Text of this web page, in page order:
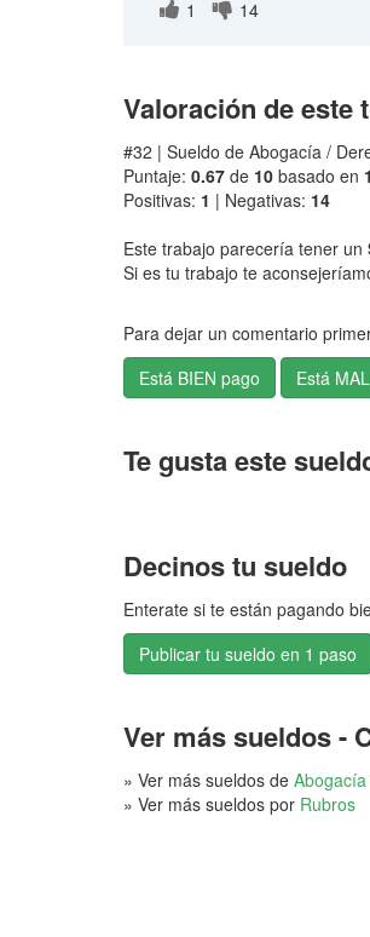
1 14
Valoración de este
#32 | Sueldo de Abogacía /
Puntaje: 0.67 de 10 basado en
Positivas: 1 | Negativas: 14
Este trabajo parecería tener un
Si es tu trabajo te
Para dejar un comentario
Te gusta este
Decinos tu sueldo
Enterate si te están pagando
Publicar tu sueldo en 1 paso
Ver más sueldos -
» Ver más sueldos de
» Ver más sueldos por Rubros